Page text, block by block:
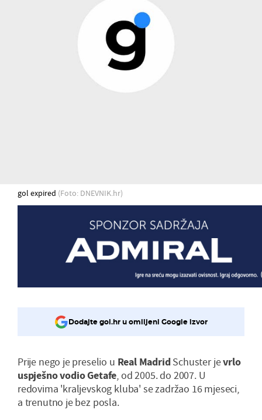
gol expired (Foto: DNEVNIK.hr)
Dodajte gol.hr u omiljeni Google izvor
Prije nego je preselio u Real MadridSchuster jevrlo
uspješno vodio Getafe, od 2005. do 2007. U
redovima 'kraljevskog kluba' se zadržao 16 mjeseci,
a trenutno je bez posla.